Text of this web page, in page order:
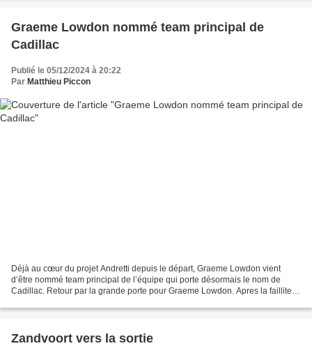
Graeme Lowdon nommé team principal de
Cadillac
Publié le 05/12/2024 à 20:22
Par Matthieu Piccon
Déjà au cœur du projet Andretti depuis le départ, Graeme Lowdon vient
d’être nommé team principal de l’équipe qui porte désormais le nom de
Cadillac. Retour par la grande porte pour Graeme Lowdon. Apres la faillite
Zandvoort vers la sortie